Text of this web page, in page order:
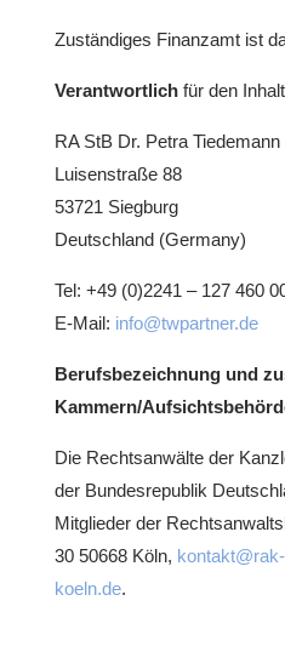
Zuständiges Finanzamt ist
Verantwortlichfür den
RA StB Dr. Petra Tiedemann
Luisenstraße 88
53721 Siegburg
Deutschland (Germany)
Tel: +49 (0)2241 – 127 460
E-Mail: info@twpartner.de
Berufsbezeichnung und
Kammern/
Die Rechtsanwälte der
der Bundesrepublik
Mitglieder der
30 50668 Köln,
koeln.de.